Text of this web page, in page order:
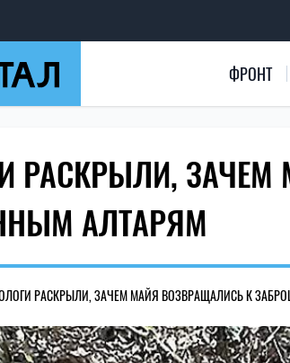
ФРОНТ
РАСКРЫЛИ,
АЛТАРЯМ
РАСКРЫЛИ, ЗАЧЕМ МАЙЯ ВОЗВРАЩАЛИСЬ К